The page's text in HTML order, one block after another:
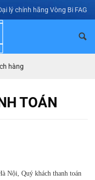
lý chính hãng Vòng Bi FAG
hàng
TOÁN
Nội, Quý khách thanh toán